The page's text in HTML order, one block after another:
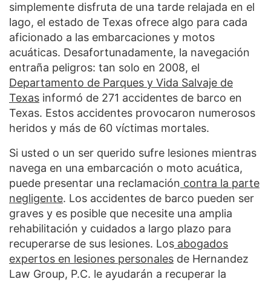
simplemente disfruta de una tarde relajada en el
lago, el estado de Texas ofrece algo para cada
aficionado a las embarcaciones y motos
acuáticas. Desafortunadamente, la navegación
entraña peligros: tan solo en 2008, el
Departamento de Parques y Vida Salvaje de
Texas informó de 271 accidentes de barco en
Texas. Estos accidentes provocaron numerosos
heridos y más de 60 víctimas mortales.
Si usted o un ser querido sufre lesiones mientras
navega en una embarcación o moto acuática,
puede presentar una reclamación contra la parte
negligente. Los accidentes de barco pueden ser
graves y es posible que necesite una amplia
rehabilitación y cuidados a largo plazo para
recuperarse de sus lesiones. Los abogados
expertos en lesiones personales de Hernandez
Law Group, P.C. le ayudarán a recuperar la